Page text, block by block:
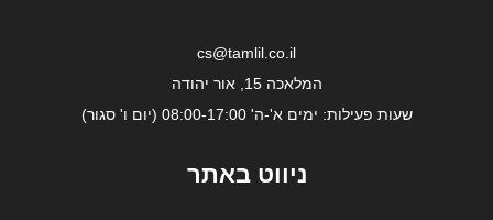
cs@tamlil.co.il
המלאכה 15, אור יהודה
שעות פעילות: ימים א'-ה' 08:00-17:00 (יום ו' סגור)
ניווט באתר